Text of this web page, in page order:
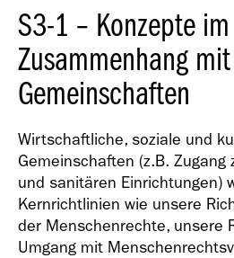
Geschäfts­bericht
2022
Geschäfts­bericht
2021
S3-1 – Konzepte im
Zusammenhang
Gemeinschaften
Wirtschaftliche, soziale und
Gemeinschaften (z.B. Zugang
und sanitären Einrichtungen)
Kernrichtlinien wie unsere
der Menschenrechte, unsere
Umgang mit